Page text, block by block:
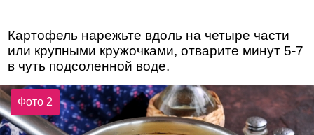
Картофель нарежьте вдоль на четыре части
или крупными кружочками, отварите минут 5-7
в чуть подсоленной воде.
Фото 2